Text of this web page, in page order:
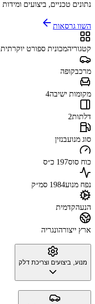
נתונים טכניים, ביצועים ומידות
השוו גרסאות
קטגוריהמכונית ספורט יוקרתית
מרכבקופה
מקומות ישיבה4
דלתות2
סוג מנועבנזין
כוח סוס197 כ״ס
נפח מנוע1984 סמ״ק
הנעהקדמית
ארץ ייצורהונגריה
מנוע, ביצועים וצריכת דלק